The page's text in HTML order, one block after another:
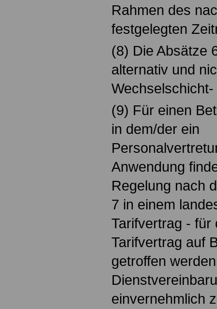
Rahmen des
festgelegten
(8) Die Absätze
alternativ und
(9) Für einen
in dem/der ein
Anwendung
Regelung nach
7 in einem
Tarifvertrag - für
Tarifvertrag auf
getroffen
einvernehmlich